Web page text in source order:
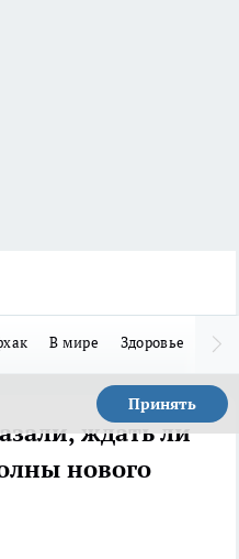
В мире Здоровье
Принять
ждать ли
нового